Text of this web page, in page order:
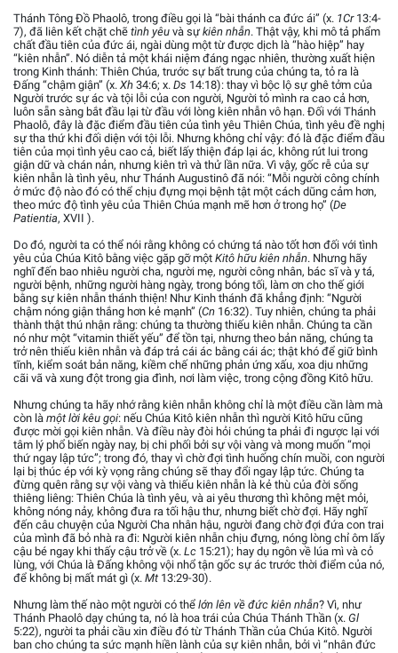
Thánh Tông Đồ Phaolô, trong điều gọi là “bài thánh ca đức ái” (x. 1Cr 13:4-
7), đã liên kết chặt chẽ tình yêu và sự kiên nhẫn. Thật vậy, khi mô tả phẩm
chất đầu tiên của đức ái, ngài dùng một từ được dịch là “hào hiệp” hay
“kiên nhẫn”. Nó diễn tả một khái niệm đáng ngạc nhiên, thường xuất hiện
trong Kinh thánh: Thiên Chúa, trước sự bất trung của chúng ta, tỏ ra là
Đấng “chậm giận” (x. Xh 34:6; x. Ds 14:18): thay vì bộc lộ sự ghê tởm của
Người trước sự ác và tội lỗi của con người, Người tỏ mình ra cao cả hơn,
luôn sẵn sàng bắt đầu lại từ đầu với lòng kiên nhẫn vô hạn. Đối với Thánh
Phaolô, đây là đặc điểm đầu tiên của tình yêu Thiên Chúa, tình yêu đề nghị
sự tha thứ khi đối diện với tội lỗi. Nhưng không chỉ vậy: đó là đặc điểm đầu
tiên của mọi tình yêu cao cả, biết lấy thiện đáp lại ác, không rút lui trong
giận dữ và chán nản, nhưng kiên trì và thử lần nữa. Vì vậy, gốc rễ của sự
kiên nhẫn là tình yêu, như Thánh Augustinô đã nói: “Mỗi người công chính
ở mức độ nào đó có thể chịu đựng mọi bệnh tật một cách dũng cảm hơn,
theo mức độ tình yêu của Thiên Chúa mạnh mẽ hơn ở trong họ” (De
Patientia, XVII ).
Do đó, người ta có thể nói rằng không có chứng tá nào tốt hơn đối với tình
yêu của Chúa Kitô bằng việc gặp gỡ một Kitô hữu kiên nhẫn. Nhưng hãy
nghĩ đến bao nhiêu người cha, người mẹ, người công nhân, bác sĩ và y tá,
người bệnh, những người hàng ngày, trong bóng tối, làm ơn cho thế giới
bằng sự kiên nhẫn thánh thiện! Như Kinh thánh đã khẳng định: “Người
chậm nóng giận thắng hơn kẻ mạnh” (Cn 16:32). Tuy nhiên, chúng ta phải
thành thật thú nhận rằng: chúng ta thường thiếu kiên nhẫn. Chúng ta cần
nó như một “vitamin thiết yếu” để tồn tại, nhưng theo bản năng, chúng ta
trở nên thiếu kiên nhẫn và đáp trả cái ác bằng cái ác; thật khó để giữ bình
tĩnh, kiểm soát bản năng, kiềm chế những phản ứng xấu, xoa dịu những
cãi vã và xung đột trong gia đình, nơi làm việc, trong cộng đồng Kitô hữu.
Nhưng chúng ta hãy nhớ rằng kiên nhẫn không chỉ là một điều cần làm mà
còn là một lời kêu gọi: nếu Chúa Kitô kiên nhẫn thì người Kitô hữu cũng
được mời gọi kiên nhẫn. Và điều này đòi hỏi chúng ta phải đi ngược lại với
tâm lý phổ biến ngày nay, bị chi phối bởi sự vội vàng và mong muốn “mọi
thứ ngay lập tức”; trong đó, thay vì chờ đợi tình huống chín muồi, con người
lại bị thúc ép với kỳ vọng rằng chúng sẽ thay đổi ngay lập tức. Chúng ta
đừng quên rằng sự vội vàng và thiếu kiên nhẫn là kẻ thù của đời sống
thiêng liêng: Thiên Chúa là tình yêu, và ai yêu thương thì không mệt mỏi,
không nóng nảy, không đưa ra tối hậu thư, nhưng biết chờ đợi. Hãy nghĩ
đến câu chuyện của Người Cha nhân hậu, người đang chờ đợi đứa con trai
của mình đã bỏ nhà ra đi: Người kiên nhẫn chịu đựng, nóng lòng chỉ ôm lấy
cậu bé ngay khi thấy cậu trở về (x. Lc 15:21); hay dụ ngôn về lúa mì và cỏ
lùng, với Chúa là Đấng không vội nhổ tận gốc sự ác trước thời điểm của nó,
để không bị mất mát gì (x. Mt 13:29-30).
Nhưng làm thế nào một người có thể lớn lên về đức kiên nhẫn? Vì, như
Thánh Phaolô dạy chúng ta, nó là hoa trái của Chúa Thánh Thần (x. Gl
5:22), người ta phải cầu xin điều đó từ Thánh Thần của Chúa Kitô. Người
ban cho chúng ta sức mạnh hiền lành của sự kiên nhẫn, bởi vì “nhân đức